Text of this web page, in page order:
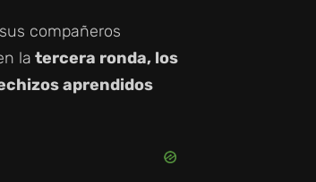
compañeros
la tercera ronda, los
aprendidos